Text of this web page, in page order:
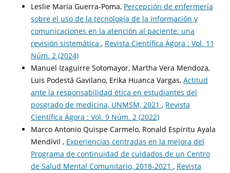
Leslie María Guerra-Poma, Percepción de enfermería
sobre el uso de la tecnología de la información y
comunicaciones en la atención al paciente: una
revisión sistemática , Revista Científica Ágora : Vol. 11
Núm. 2 (2024)
Manuel Izaguirre Sotomayor, Martha Vera Mendoza,
Luis Podestá Gavilano, Erika Huanca Vargas, Actitud
ante la responsabilidad ética en estudiantes del
posgrado de medicina, UNMSM, 2021 , Revista
Científica Ágora : Vol. 9 Núm. 2 (2022)
Marco Antonio Quispe Carmelo, Ronald Espíritu Ayala
Mendívil , Experiencias centradas en la mejora del
Programa de continuidad de cuidados de un Centro
de Salud Mental Comunitario, 2018-2021 , Revista